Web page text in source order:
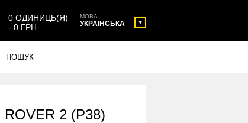
0 ОДИНИЦЬ(Я)
- 0 ГРН
МОВА
УКРАЇНСЬКА
2 (P38)